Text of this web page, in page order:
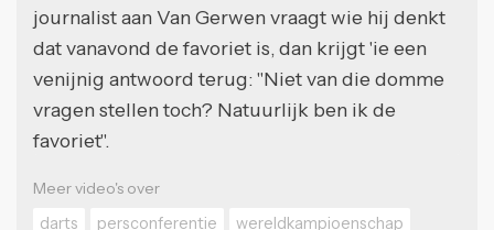
journalist aan Van Gerwen vraagt wie hij denkt
dat vanavond de favoriet is, dan krijgt 'ie een
venijnig antwoord terug: "Niet van die domme
vragen stellen toch? Natuurlijk ben ik de
favoriet".
Meer video's over
darts
persconferentie wereldkampioenschap